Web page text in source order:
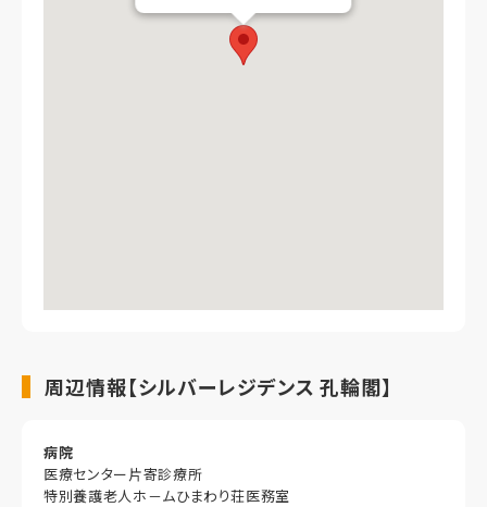
周辺情報【シルバーレジデンス 孔輪閣】
病院
医療センター片寄診療所
特別養護老人ホ－ムひまわり荘医務室